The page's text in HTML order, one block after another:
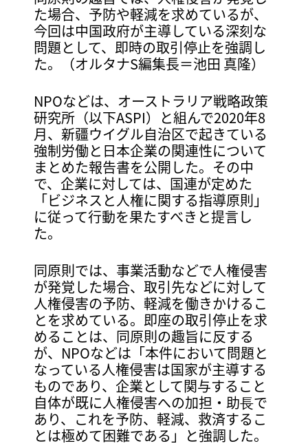
た場合、予防や軽減を求めているが、
今回は中国政府が主導している深刻な
問題として、即時の取引停止を強調し
た。（オルタナS編集長＝池田 真隆）
NPOなどは、オーストラリア戦略政策
研究所（以下ASPI）と組んで2020年8
月、新疆ウイグル自治区で起きている
強制労働と日本企業の関連性について
まとめた報告書を公開した。その中
で、企業に対しては、国連が定めた
「ビジネスと人権に関する指導原則」
に従って行動を果たすべきと提言し
た。
同原則では、事業活動などで人権侵害
が発覚した場合、取引先などに対して
人権侵害の予防、軽減を働きかけるこ
とを求めている。即座の取引停止を求
めることは、同原則の趣旨に反する
が、NPOなどは「本件において問題と
なっている人権侵害は国家が主導する
ものであり、企業として関与すること
自体が既に人権侵害への加担・助⾧で
あり、これを予防、軽減、救済するこ
とは極めて困難である」と強調した。